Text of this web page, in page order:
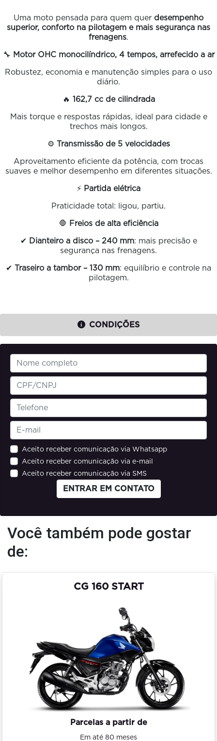
Uma moto pensada para quem quer desempenho
superior, conforto na pilotagem e mais segurança nas
frenagens.
🔧 Motor OHC monocilíndrico, 4 tempos, arrefecido a ar
Robustez, economia e manutenção simples para o uso
diário.
🔥 162,7 cc de cilindrada
Mais torque e respostas rápidas, ideal para cidade e
trechos mais longos.
⚙️ Transmissão de 5 velocidades
Aproveitamento eficiente da potência, com trocas
suaves e melhor desempenho em diferentes situações.
⚡ Partida elétrica
Praticidade total: ligou, partiu.
🛑 Freios de alta eficiência
✔ Dianteiro a disco – 240 mm: mais precisão e
segurança nas frenagens.
✔ Traseiro a tambor – 130 mm: equilíbrio e controle na
pilotagem.
CONDIÇÕES
Aceito receber comunicação via Whatsapp
Aceito receber comunicação via e-mail
Aceito receber comunicação via SMS
ENTRAR EM CONTATO
Você também pode gostar
de:
CG 160 START
Parcelas a partir de
Em até 80 meses